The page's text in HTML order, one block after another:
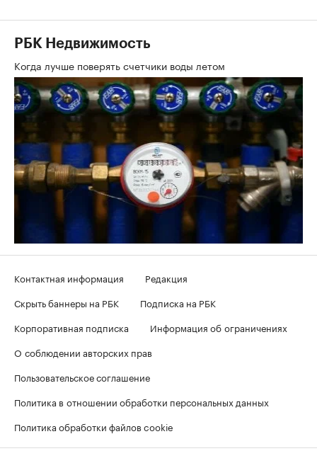
РБК Недвижимость
Когда лучше поверять счетчики воды летом
Контактная информация
Редакция
Скрыть баннеры на РБК
Подписка на РБК
Корпоративная подписка
Информация об ограничениях
О соблюдении авторских прав
Пользовательское соглашение
Политика в отношении обработки персональных данных
Политика обработки файлов cookie